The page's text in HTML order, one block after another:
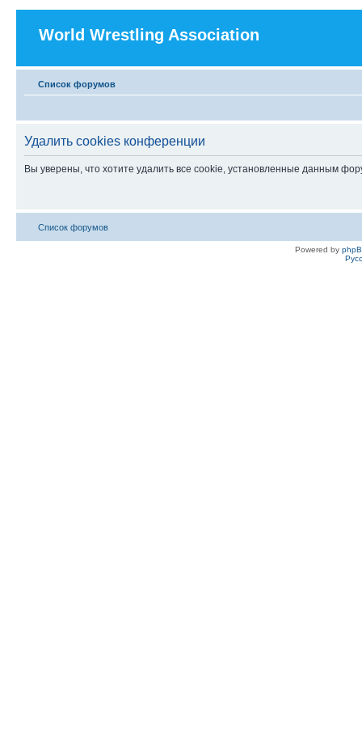
World Wrestling Association
Список форумов
Удалить cookies конференции
Вы уверены, что хотите удалить все cookie, установленные данным
Список форумов
Powered by